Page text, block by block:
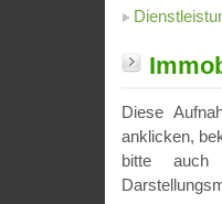
Diese
anklicken,
bitte